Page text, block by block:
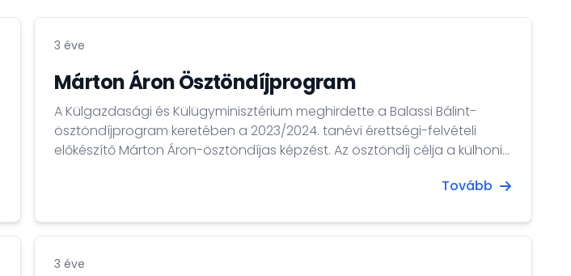
3 éve
Márton Áron Ösztöndíjprogram
A Külgazdasági és Külügyminisztérium meghirdette a Balassi Bálint-
ösztöndíjprogram keretében a 2023/2024. tanévi érettségi-felvételi
előkészítő Márton Áron-ösztöndíjas képzést. Az ösztöndíj célja a külhoni
Tovább
3 éve